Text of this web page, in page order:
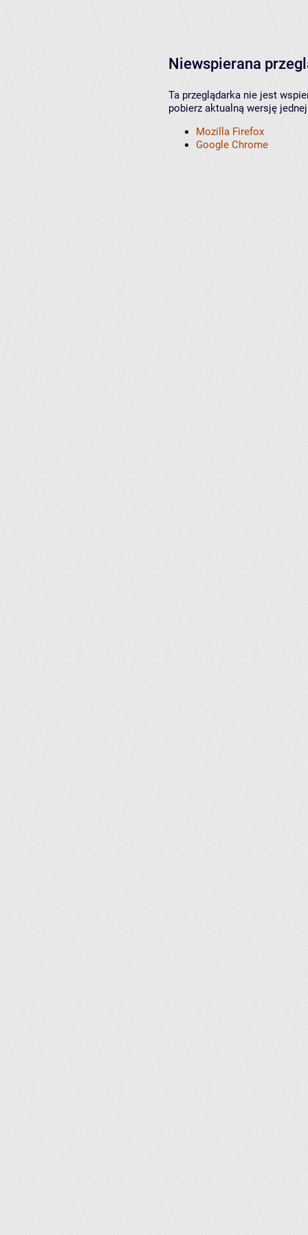
Niewspierana
Ta przeglądarka nie jest
pobierz aktualną wersję
Mozilla Firefox
Google Chrome